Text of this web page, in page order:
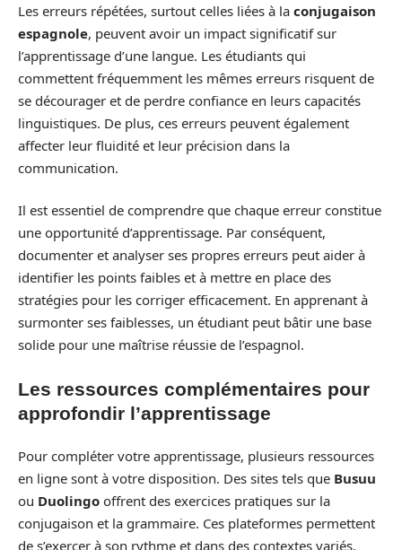
Les erreurs répétées, surtout celles liées à la conjugaison
espagnole, peuvent avoir un impact significatif sur
l’apprentissage d’une langue. Les étudiants qui
commettent fréquemment les mêmes erreurs risquent de
se décourager et de perdre confiance en leurs capacités
linguistiques. De plus, ces erreurs peuvent également
affecter leur fluidité et leur précision dans la
communication.
Il est essentiel de comprendre que chaque erreur constitue
une opportunité d’apprentissage. Par conséquent,
documenter et analyser ses propres erreurs peut aider à
identifier les points faibles et à mettre en place des
stratégies pour les corriger efficacement. En apprenant à
surmonter ses faiblesses, un étudiant peut bâtir une base
solide pour une maîtrise réussie de l’espagnol.
Les ressources complémentaires pour
approfondir l’apprentissage
Pour compléter votre apprentissage, plusieurs ressources
en ligne sont à votre disposition. Des sites tels que Busuu
ou Duolingo offrent des exercices pratiques sur la
conjugaison et la grammaire. Ces plateformes permettent
de s’exercer à son rythme et dans des contextes variés.